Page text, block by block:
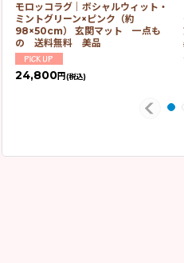
モロッコラグ｜ボシャルウィット・
ミントグリーン×ピンク（約
98×50cm） 玄関マット 一点も
の 送料無料 美品
24,800円(税込)